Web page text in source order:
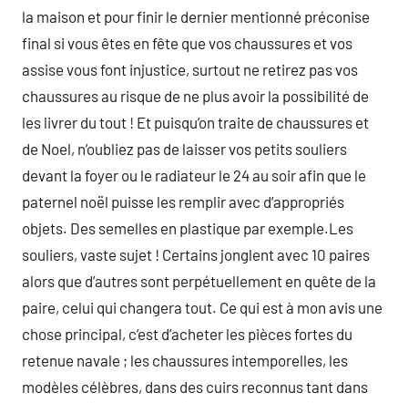
la maison et pour finir le dernier mentionné préconise
final si vous êtes en fête que vos chaussures et vos
assise vous font injustice, surtout ne retirez pas vos
chaussures au risque de ne plus avoir la possibilité de
les livrer du tout ! Et puisqu’on traite de chaussures et
de Noel, n’oubliez pas de laisser vos petits souliers
devant la foyer ou le radiateur le 24 au soir afin que le
paternel noël puisse les remplir avec d’appropriés
objets. Des semelles en plastique par exemple.Les
souliers, vaste sujet ! Certains jonglent avec 10 paires
alors que d’autres sont perpétuellement en quête de la
paire, celui qui changera tout. Ce qui est à mon avis une
chose principal, c’est d’acheter les pièces fortes du
retenue navale ; les chaussures intemporelles, les
modèles célèbres, dans des cuirs reconnus tant dans